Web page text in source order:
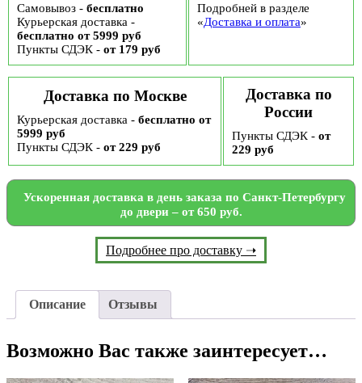
Самовывоз - бесплатно
Курьерская доставка -
бесплатно от 5999 руб
Пункты СДЭК - от 179 руб
Подробней в разделе
«Доставка и оплата»
Доставка по Москве
Курьерская доставка - бесплатно от
5999 руб
Пункты СДЭК - от 229 руб
Доставка по
России
Пункты СДЭК - от
229 руб
Ускоренная доставка в день заказа по Санкт-Петербургу
до двери – от 650 руб.
Подробнее про доставку ➝
Описание Отзывы
Возможно Вас также заинтересует…